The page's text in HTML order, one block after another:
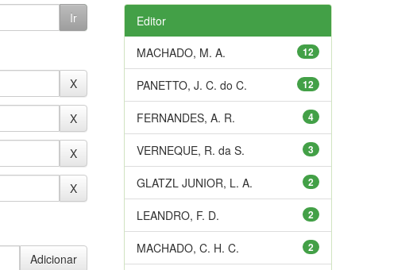
Editor
12
MACHADO, M. A.
12
PANETTO, J. C. do C.
4
FERNANDES, A. R.
3
VERNEQUE, R. da S.
2
GLATZL JUNIOR, L. A.
2
LEANDRO, F. D.
2
MACHADO, C. H. C.